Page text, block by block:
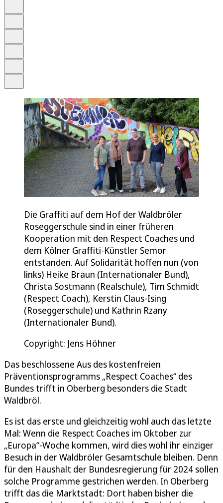
Die Graffiti auf dem Hof der Waldbröler
Roseggerschule sind in einer früheren
Kooperation mit den Respect Coaches und
dem Kölner Graffiti-Künstler Semor
entstanden. Auf Solidarität hoffen nun (von
links) Heike Braun (Internationaler Bund),
Christa Sostmann (Realschule), Tim Schmidt
(Respect Coach), Kerstin Claus-Ising
(Roseggerschule) und Kathrin Rzany
(Internationaler Bund).
Copyright: Jens Höhner
Das beschlossene Aus des kostenfreien
Präventionsprogramms „Respect Coaches“ des
Bundes trifft in Oberberg besonders die Stadt
Waldbröl.
Es ist das erste und gleichzeitig wohl auch das letzte
Mal: Wenn die Respect Coaches im Oktober zur
„Europa“-Woche kommen, wird dies wohl ihr einziger
Besuch in der Waldbröler Gesamtschule bleiben. Denn
für den Haushalt der Bundesregierung für 2024 sollen
solche Programme gestrichen werden. In Oberberg
trifft das die Marktstadt: Dort haben bisher die